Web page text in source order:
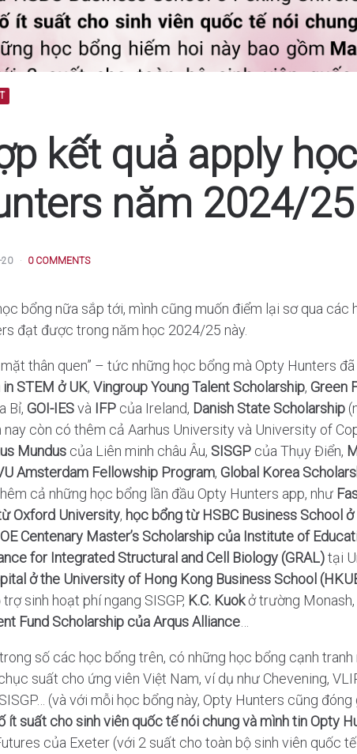
kết quả apply
năm 2024/25
0 COMMENTS
bổng nữa sắp tới, mình cũng muốn điểm lại sơ qua
đạt được trong năm học 2024/25 này.
thân quen” – tức những học bổng mà Opty Hunters
STEM ở UK, Vingroup Young Talent Scholarship, Green
Bỉ, GOI-IESvà IFPcủa Ireland, Danish State Scholarship
nay còn có thêm cả Aarhus University và University of
Munduscủa Liên minh châu Âu, SISGPcủa Thụy Điển,
Amsterdam Fellowship Program, Global Korea
cả những học bổng lần đầu Opty Hunters app, như
Oxford University, học bổng từ HSBC Business School
Centenary Master’s Scholarship của Institute of
for Integrated Structural and Cell Biology (GRAL)tại
ở the University of Hong Kong Business School
sinh hoạt phí ngang SISGP, K.C. Kuokở trường Monash,
Fund Scholarship của Arqus Alliance…
số các học bổng trên, có những học bổng cạnh tranh
suất cho ứng viên Việt Nam, ví dụ như Chevening,
(và với mỗi học bổng này, Opty Hunters cũng
ít suất cho sinh viên quốc tế nói chung và mình tin Opty
của Exeter (với 2 suất cho toàn bộ sinh viên quốc